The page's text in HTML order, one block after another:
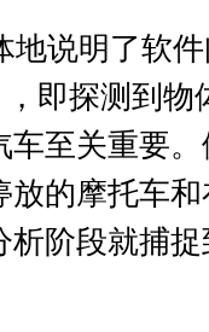
地说明了软
，即探测到物
至关重要
的摩托车
析阶段就捕